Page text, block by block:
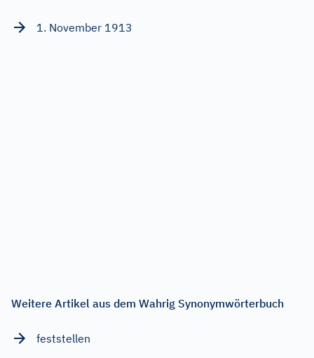
1. November 1913
Weitere Artikel aus dem Wahrig Synonymwörterbuch
feststellen